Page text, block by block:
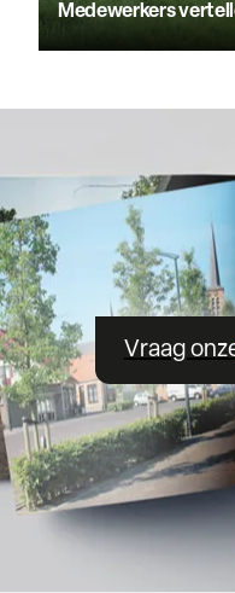
Medewerkers
Vraag